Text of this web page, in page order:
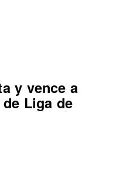
y vence a
Liga de